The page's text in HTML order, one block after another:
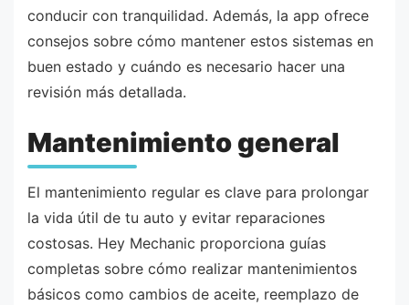
conducir con tranquilidad. Además, la app ofrece
consejos sobre cómo mantener estos sistemas en
buen estado y cuándo es necesario hacer una
revisión más detallada.
Mantenimiento general
El mantenimiento regular es clave para prolongar
la vida útil de tu auto y evitar reparaciones
costosas. Hey Mechanic proporciona guías
completas sobre cómo realizar mantenimientos
básicos como cambios de aceite, reemplazo de